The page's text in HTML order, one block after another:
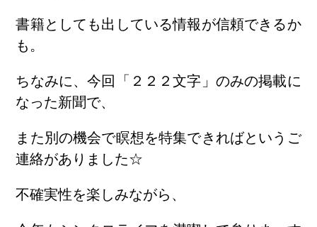
書籍としても出している情報が信頼できるか
も。
ちなみに、今回「２２２文字」のみの掲載に
なった新聞で、
また別の機会で瞑想を特集できればというご
連絡がありました☆
不確実性を楽しみながら、